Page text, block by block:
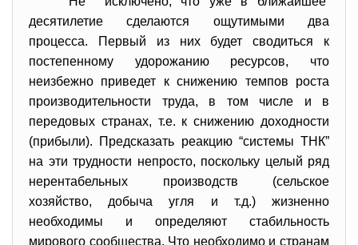
десятилетие сделаются ощутимыми два
процесса. Первый из них будет сводиться к
постепенному удорожанию ресурсов, что
неизбежно приведет к снижению темпов роста
производительности труда, в том числе и в
передовых странах, т.е. к снижению доходности
(прибыли). Предсказать реакцию “системы ТНК”
на эти трудности непросто, поскольку целый ряд
нерентабельных производств (сельское
хозяйство, добыча угля и т.д.) жизненно
необходимы и определяют стабильность
мирового сообщества. Что необходимо и странам